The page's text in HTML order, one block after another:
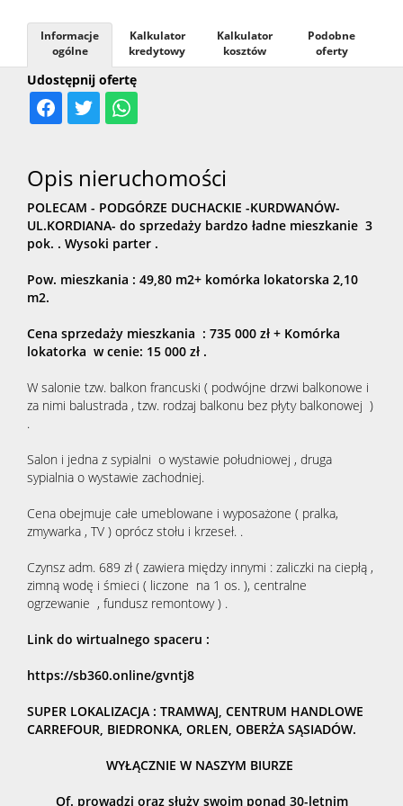
najmem
Regulacja
Udostępnij ofertę
Informacje
ogólne
Kalkulator
kredytowy
Kalkulator
kosztów
Podobne
oferty
Opis nieruchomości
POLECAM - PODGÓRZE DUCHACKIE -KURDWANÓW-
UL.KORDIANA- do sprzedaży bardzo ładne mieszkanie 3
pok. . Wysoki parter .
Pow. mieszkania : 49,80 m2+ komórka lokatorska 2,10
m2.
Cena sprzedaży mieszkania : 735 000 zł + Komórka
lokatorka w cenie: 15 000 zł .
W salonie tzw. balkon francuski ( podwójne drzwi balkonowe i
za nimi balustrada , tzw. rodzaj balkonu bez płyty balkonowej )
.
Salon i jedna z sypialni o wystawie południowej , druga
sypialnia o wystawie zachodniej.
Cena obejmuje całe umeblowane i wyposażone ( pralka,
zmywarka , TV ) oprócz stołu i krzeseł. .
Czynsz adm. 689 zł ( zawiera między innymi : zaliczki na ciepłą ,
zimną wodę i śmieci ( liczone na 1 os. ), centralne
ogrzewanie , fundusz remontowy ) .
Link do wirtualnego spaceru :
https://sb360.online/gvntj8
SUPER LOKALIZACJA : TRAMWAJ, CENTRUM HANDLOWE
CARREFOUR, BIEDRONKA, ORLEN, OBERŻA SĄSIADÓW.
WYŁĄCZNIE W NASZYM BIURZE
Of. prowadzi oraz służy swoim ponad 30-letnim